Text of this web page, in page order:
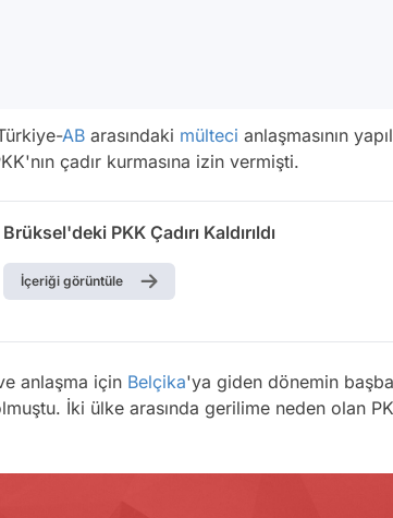
AB arasındaki mülteci anlaşmasının
çadır kurmasına izin vermişti.
Brüksel'deki PKK Çadırı Kaldırıldı
İçeriği görüntüle
anlaşma için Belçika'ya giden dönemin
İki ülke arasında gerilime neden olan